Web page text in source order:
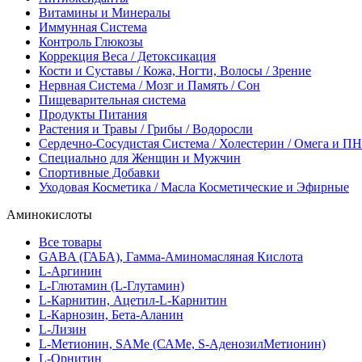
Витамины и Минералы
Иммунная Система
Контроль Глюкозы
Коррекция Веса / Детоксикация
Кости и Суставы / Кожа, Ногти, Волосы / Зрение
Нервная Система / Мозг и Память / Сон
Пищеварительная система
Продукты Питания
Растения и Травы / Грибы / Водоросли
Сердечно-Сосудистая Система / Холестерин / Омега и
Специально для Женщин и Мужчин
Спортивные Добавки
Уходовая Косметика / Масла Косметические и Эфирные
Аминокислоты
Все товары
GABA (ГАБА), Гамма-Аминомасляная Кислота
L-Аргинин
L-Глютамин (L-Глутамин)
L-Карнитин, Ацетил-L-Карнитин
L-Карнозин, Бета-Аланин
L-Лизин
L-Метионин, SAMe (САМе, S-АденозилМетионин)
L-Орнитин